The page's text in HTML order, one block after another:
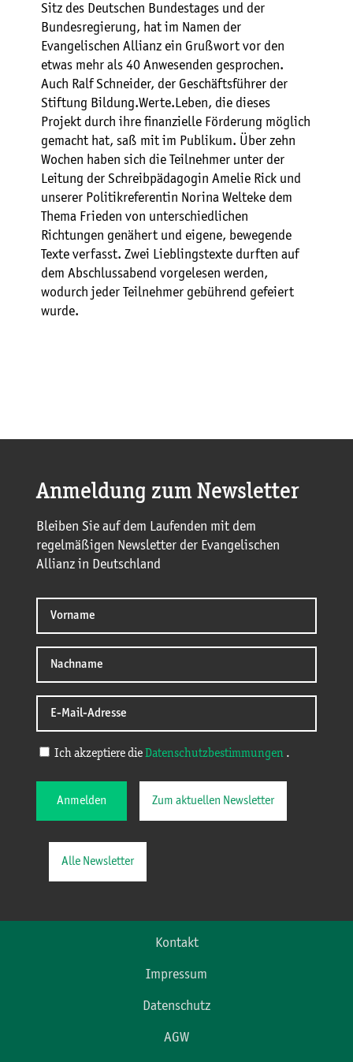
Sitz des Deutschen Bundestages und der
Bundesregierung, hat im Namen der
Evangelischen Allianz ein Grußwort vor den
etwas mehr als 40 Anwesenden gesprochen.
Auch Ralf Schneider, der Geschäftsführer der
Stiftung Bildung.Werte.Leben, die dieses
Projekt durch ihre finanzielle Förderung möglich
gemacht hat, saß mit im Publikum. Über zehn
Wochen haben sich die Teilnehmer unter der
Leitung der Schreibpädagogin Amelie Rick und
unserer Politikreferentin Norina Welteke dem
Thema Frieden von unterschiedlichen
Richtungen genähert und eigene, bewegende
Texte verfasst. Zwei Lieblingstexte durften auf
dem Abschlussabend vorgelesen werden,
wodurch jeder Teilnehmer gebührend gefeiert
wurde.
Anmeldung zum Newsletter
Bleiben Sie auf dem Laufenden mit dem
regelmäßigen Newsletter der Evangelischen
Allianz in Deutschland
Ich akzeptiere die Datenschutzbestimmungen .
Anmelden Zum aktuellen Newsletter
Alle Newsletter
Kontakt
Impressum
Datenschutz
AGW